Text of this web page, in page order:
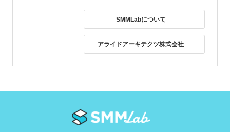
SMMLabについて
アライドアーキテクツ株式会社